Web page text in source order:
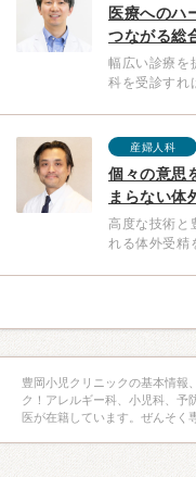
医療へのハ
つながる総
幅広い診療を
科を受診すれ
産婦人科
個々の意思
まらない体
高度な技術と
れる体外受精
豊岡小児クリニックの基本情報
ク！アレルギー科、小児科、予
医が在籍しています。ぜんそく